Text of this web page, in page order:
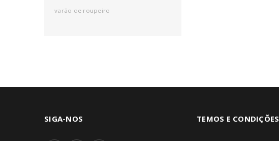
varão de roupeiro
SIGA-NOS TEMOS E CONDIÇÕES